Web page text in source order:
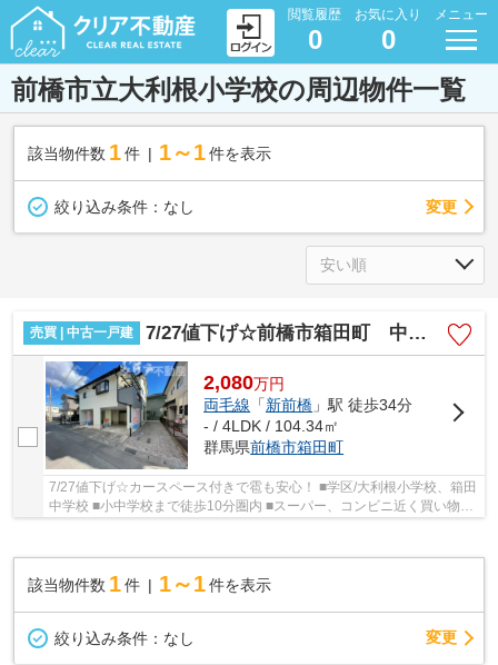
閲覧履歴
0
お気に入り
0
メニュー
前橋市立大利根小学校の周辺物件一覧
該当物件数 1件 1～1 件を表示
絞り込み条件： なし 変更
売買 | 中古一戸建 7/27値下げ☆前橋市箱田町 中古住宅
2,080万円
両毛線 「新前橋 」駅 徒歩34分
- / 4LDK / 104.34㎡
群馬県前橋市箱田町
7/27値下げ☆カースペース付きで雹も安心！ ■学区/大利根小学校、箱田
中学校 ■小中学校まで徒歩10分圏内 ■スーパー、コンビニ近く買い物便
該当物件数 1件 1～1 件を表示
絞り込み条件： なし 変更